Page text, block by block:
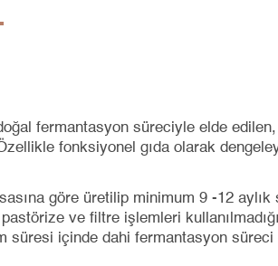
fermantasyon süreciyle elde
fonksiyonel gıda olarak
göre üretilip minimum 9 -12 aylık
ve filtre işlemleri
süresi içinde dahi fermantasyon süreci